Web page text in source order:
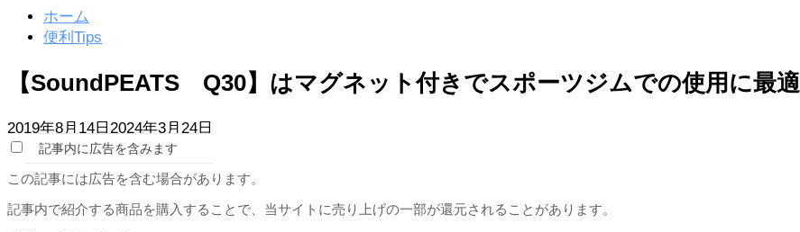
ホーム
便利Tips
【SoundPEATS Q30】はマグネット付きでスポーツジムでの使用に最適
2019年8月14日 2024年3月24日
記事内に広告を含みます
この記事には広告を含む場合があります。
記事内で紹介する商品を購入することで、当サイトに売り上げの一部が還元されることがあります。